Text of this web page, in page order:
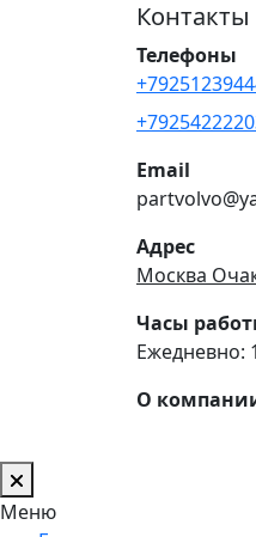
Контакты
Телефоны
Email
Адрес
Москва
Часы
Ежедневно:
О
Меню